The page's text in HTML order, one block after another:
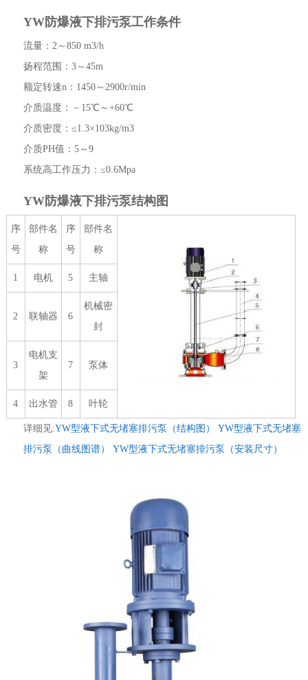
YW防爆液下排污泵工作条件
流量：2～850 m3/h
扬程范围：3～45m
额定转速n：1450～2900r/min
介质温度：－15℃～+60℃
介质密度：≤1.3×103kg/m3
介质PH值：5～9
系统高工作压力：≤0.6Mpa
YW防爆液下排污泵结构图
序
号
部件名
称
序
号
部件名
称
1 电机 5 主轴
2 联轴器 6
机械密
封
3
电机支
架
7 泵体
4 出水管 8 叶轮
详细见:YW型液下式无堵塞排污泵（结构图）
YW型液下式无堵塞
排污泵（曲线图谱）
YW型液下式无堵塞排污泵（安装尺寸）